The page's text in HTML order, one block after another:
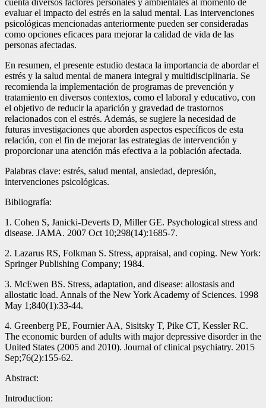
evaluar el impacto del estrés en la salud mental. Las intervenciones
psicológicas mencionadas anteriormente pueden ser consideradas
como opciones eficaces para mejorar la calidad de vida de las
personas afectadas.
En resumen, el presente estudio destaca la importancia de abordar el
estrés y la salud mental de manera integral y multidisciplinaria. Se
recomienda la implementación de programas de prevención y
tratamiento en diversos contextos, como el laboral y educativo, con
el objetivo de reducir la aparición y gravedad de trastornos
relacionados con el estrés. Además, se sugiere la necesidad de
futuras investigaciones que aborden aspectos específicos de esta
relación, con el fin de mejorar las estrategias de intervención y
proporcionar una atención más efectiva a la población afectada.
Palabras clave: estrés, salud mental, ansiedad, depresión,
intervenciones psicológicas.
Bibliografía:
1. Cohen S, Janicki-Deverts D, Miller GE. Psychological stress and
disease. JAMA. 2007 Oct 10;298(14):1685-7.
2. Lazarus RS, Folkman S. Stress, appraisal, and coping. New York:
Springer Publishing Company; 1984.
3. McEwen BS. Stress, adaptation, and disease: allostasis and
allostatic load. Annals of the New York Academy of Sciences. 1998
May 1;840(1):33-44.
4. Greenberg PE, Fournier AA, Sisitsky T, Pike CT, Kessler RC.
The economic burden of adults with major depressive disorder in the
United States (2005 and 2010). Journal of clinical psychiatry. 2015
Sep;76(2):155-62.
Abstract:
Introduction: